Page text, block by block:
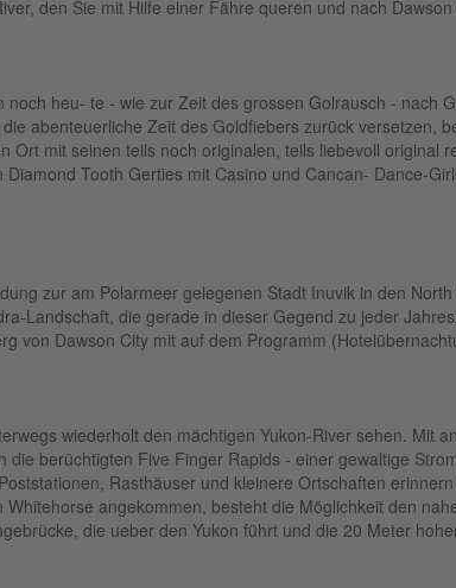
den Sie mit Hilfe einer Fähre queren und nach
heu- te - wie zur Zeit des grossen Golrausch - nach
abenteuerliche Zeit des Goldfiebers zurück versetzen,
mit seinen teils noch originalen, teils liebevoll original
Tooth Gerties mit Casino und Cancan- Dance-
zur am Polarmeer gelegenen Stadt Inuvik in den
Landschaft, die gerade in dieser Gegend zu jeder
von Dawson City mit auf dem Programm
wiederholt den mächtigen Yukon-River sehen. Mit
berüchtigten Five Finger Rapids - einer gewaltige
Rasthäuser und kleinere Ortschaften
angekommen, besteht die Möglichkeit den
die ueber den Yukon führt und die 20 Meter